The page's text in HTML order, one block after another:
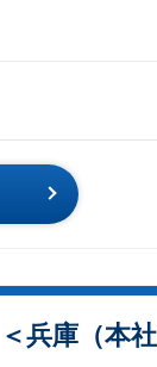
兵庫（本